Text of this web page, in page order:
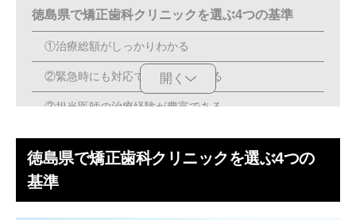
徳島県で矯正歯科クリニックを選ぶ4つの基準
①治療総額がしっかりわかる
②緊急時にも対応できる体制がある
③担当医師の治療経験が豊富である
④自分に合った治療方法を選べる
徳島県で矯正をするなら2つ以上のクリニックを比
較しよう
開く
徳島県で矯正歯科クリニックを選ぶ4つの
基準